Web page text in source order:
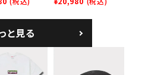
と見る